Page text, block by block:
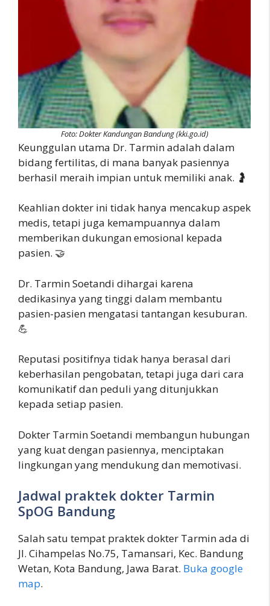
Foto: Dokter Kandungan Bandung (kki.go.id)
Keunggulan utama Dr. Tarmin adalah dalam
bidang fertilitas, di mana banyak pasiennya
berhasil meraih impian untuk memiliki anak. 🤰
Keahlian dokter ini tidak hanya mencakup aspek
medis, tetapi juga kemampuannya dalam
memberikan dukungan emosional kepada
pasien. 🤝
Dr. Tarmin Soetandi dihargai karena
dedikasinya yang tinggi dalam membantu
pasien-pasien mengatasi tantangan kesuburan.
💪
Reputasi positifnya tidak hanya berasal dari
keberhasilan pengobatan, tetapi juga dari cara
komunikatif dan peduli yang ditunjukkan
kepada setiap pasien.
Dokter Tarmin Soetandi membangun hubungan
yang kuat dengan pasiennya, menciptakan
lingkungan yang mendukung dan memotivasi.
Jadwal praktek dokter Tarmin
SpOG Bandung
Salah satu tempat praktek dokter Tarmin ada di
Jl. Cihampelas No.75, Tamansari, Kec. Bandung
Wetan, Kota Bandung, Jawa Barat. Buka google
map.